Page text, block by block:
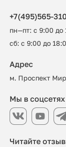
+7(495)565-
пн—пт: с 9:00 до
сб: с 9:00 до
Читайте
Адрес
м. Проспект
Мы в соцсетях